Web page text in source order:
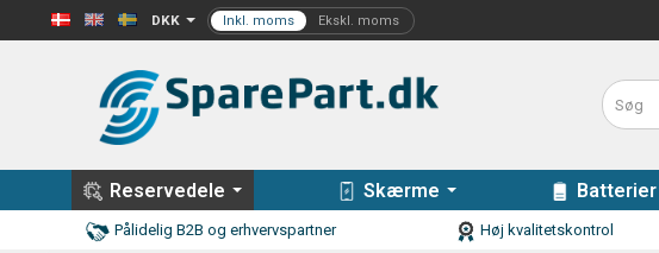
DKK
Reservedele Skærme Batterier
Pålidelig B2B og erhvervspartner Høj kvalitetskontrol